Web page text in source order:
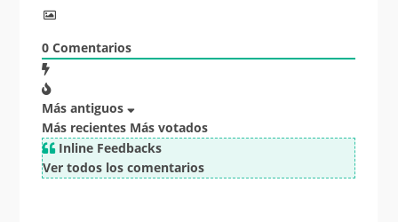
0Comentarios
Más antiguos
Más recientes Más votados
Inline Feedbacks
Ver todos los comentarios